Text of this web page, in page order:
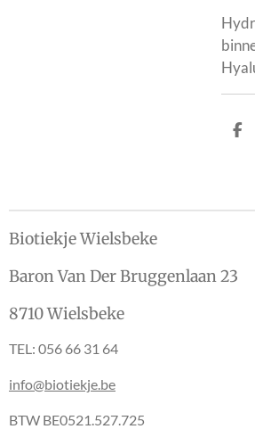
D
Biotiekje Wielsbeke
Baron Van Der Bruggenlaan 23
8710 Wielsbeke
TEL: 056 66 31 64
info@biotiekje.be
BTW BE0521.527.725